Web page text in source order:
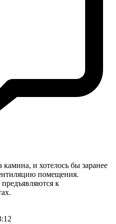
и хотелось бы заранее
помещения.
к